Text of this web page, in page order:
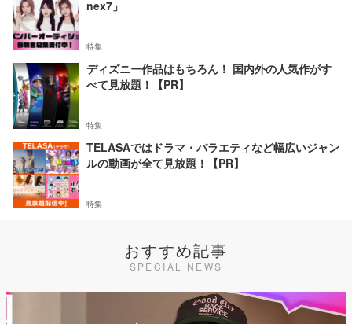
nex7」
特集
ディズニー作品はもちろん！ 国内外の人気作がす
べて見放題！【PR】
特集
TELASAではドラマ・バラエティなど幅広いジャン
ルの動画が全て見放題！【PR】
特集
おすすめ記事
SPECIAL NEWS